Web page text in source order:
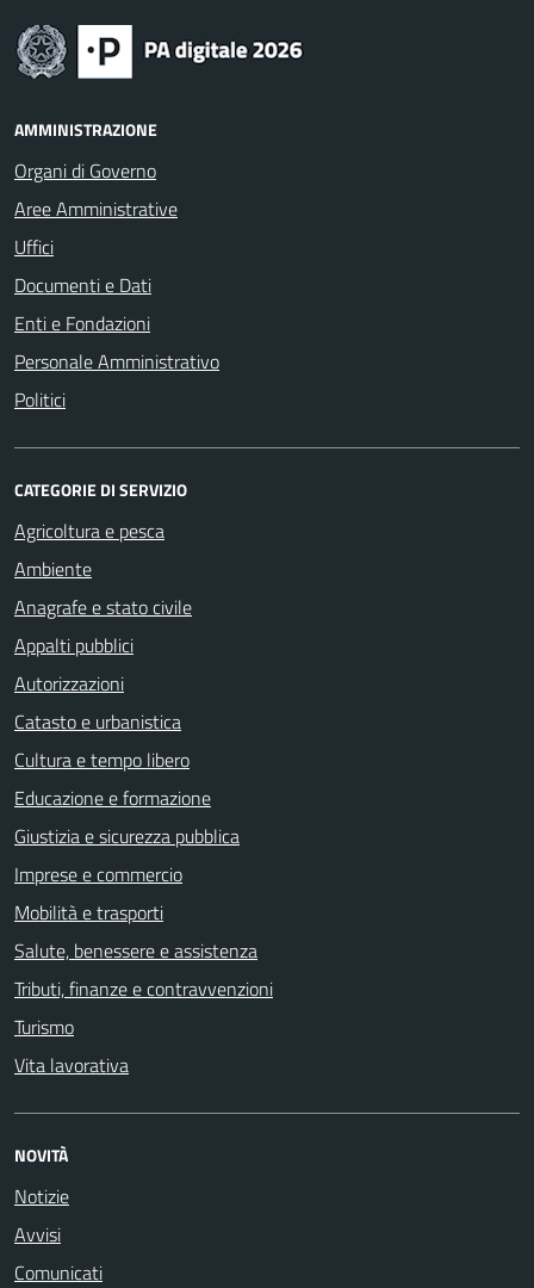
AMMINISTRAZIONE
Organi di Governo
Aree Amministrative
Uffici
Documenti e Dati
Enti e Fondazioni
Personale Amministrativo
Politici
CATEGORIE DI SERVIZIO
Agricoltura e pesca
Ambiente
Anagrafe e stato civile
Appalti pubblici
Autorizzazioni
Catasto e urbanistica
Cultura e tempo libero
Educazione e formazione
Giustizia e sicurezza pubblica
Imprese e commercio
Mobilità e trasporti
Salute, benessere e assistenza
Tributi, finanze e contravvenzioni
Turismo
Vita lavorativa
NOVITÀ
Notizie
Avvisi
Comunicati